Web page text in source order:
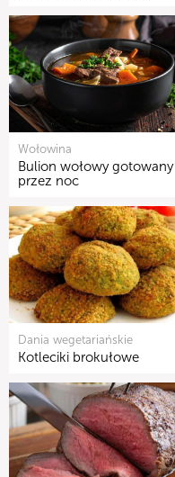
Wołowina
Bulion wołowy gotowany
przez noc
Dania wegetariańskie
Kotleciki brokułowe